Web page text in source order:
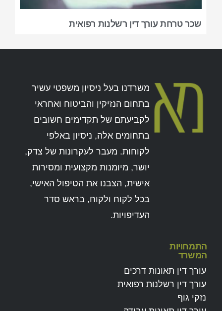
שכר טרחת עורך דין רשלנות רפואית
משרדנו בעל ניסיון משפטי עשיר
בתחום הנזיקין והביטוח ואחראי
לקביעתם של תקדימים חשובים
בתחומים אלה, ניסיון באלפי
לקוחות. מעבר לעקרונות של צדק,
יושר, מיומנות מקצועית ומסירות
אישית, הצבנו את הטיפול האישי,
בכל לקוח ולקוח, בראש סדר
העדיפויות.
התמחויות
המשרד
עורך דין תאונות דרכים
עורך דין רשלנות רפואית
נזקי גוף